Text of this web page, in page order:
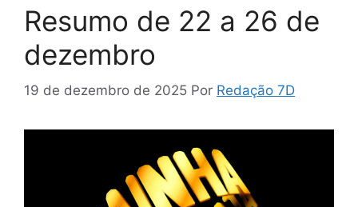
Resumo de 22 a 26 de
dezembro
19 de dezembro de 2025 Por Redação 7D